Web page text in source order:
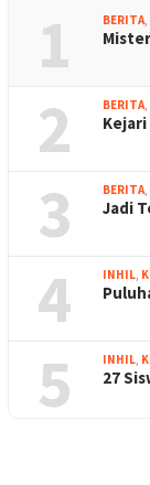
1 BERITA
2 BERITA
3 BERITA
Jadi
4 INHIL
5 INHIL
27